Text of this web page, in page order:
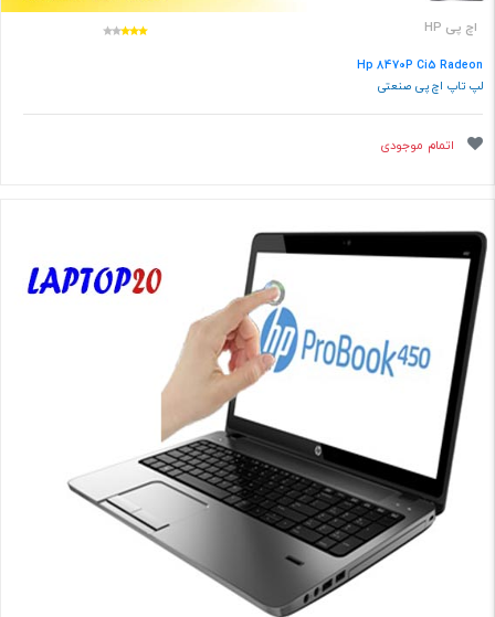
اچ پی HP
Hp 8470P Ci5 Radeon
لپ تاپ اچ پی صنعتی
اتمام موجودی